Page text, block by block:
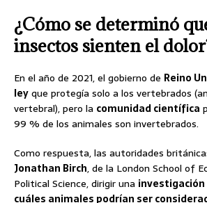
¿Cómo se determinó
insectos sienten el
En el año de 2021, el gobierno de Reino
leyque protegía solo a los vertebrados
vertebral), pero la comunidad científica
99 % de los animales son invertebrados.
Como respuesta, las autoridades
Jonathan Birch, de la London School of
Political Science, dirigir una
cuáles animales podrían ser